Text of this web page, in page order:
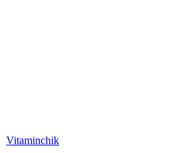
Vitaminchik